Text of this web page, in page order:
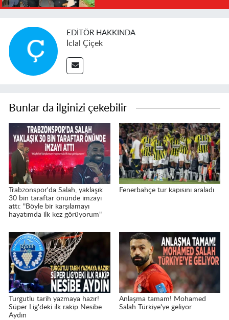
EDITÖR HAKKINDA
İclal Çiçek
Bunlar da ilginizi çekebilir
Trabzonspor'da Salah, yaklaşık
30 bin taraftar önünde imzayı
attı: "Böyle bir karşılamayı
hayatımda ilk kez görüyorum"
Fenerbahçe tur kapısını araladı
Turgutlu tarih yazmaya hazır!
Süper Lig'deki ilk rakip Nesibe
Aydın
Anlaşma tamam! Mohamed
Salah Türkiye'ye geliyor